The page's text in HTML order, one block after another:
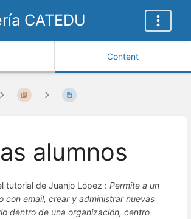
CATEDU
Content
alumnos
tutorial de Juanjo López : Permite a un
con email, crear y administrar nuevas
dentro de una organización, centro